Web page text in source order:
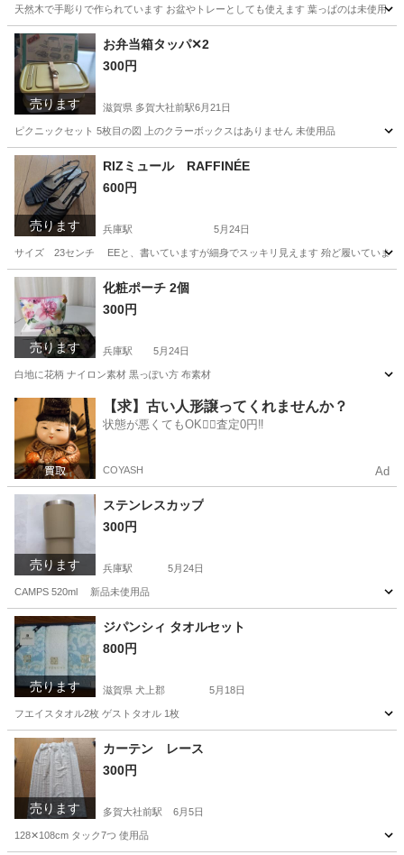
天然木で手彫りで作られています お盆やトレーとしても使えます 葉っぱのは未使用 2
兵庫 神戸市 食器 お盆
売ります
お弁当箱タッパ✕2
300円
滋賀県 多賀大社前駅6月21日
ピクニックセット 5枚目の図 上のクラーボックスはありません 未使用品
滋賀 犬上郡
売ります
RIZミュール RAFFINÉE
600円
兵庫駅 5月24日
サイズ 23センチ EEと、書いていますが細身でスッキリ見えます 殆ど履いていま
兵庫 神戸市 兵庫駅
売ります
化粧ポーチ 2個
300円
兵庫駅 5月24日
白地に花柄 ナイロン素材 黒っぽい方 布素材
兵庫 神戸市 兵庫駅 バッグ 花柄
【求】古い人形譲ってくれませんか？
状態が悪くてもOK🙆‍♀️査定0円‼️
COYASH Ad
売ります
ステンレスカップ
300円
兵庫駅 5月24日
CAMPS 520ml 新品未使用品
兵庫 神戸市 兵庫駅 食器 ステンレス
売ります
ジパンシィ タオルセット
800円
滋賀県 犬上郡 5月18日
フエイスタオル2枚 ゲストタオル 1枚
滋賀 犬上郡
売ります
カーテン レース
300円
多賀大社前駅 6月5日
128✕108cm タック7つ 使用品